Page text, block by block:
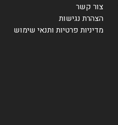
צור קשר
הצהרת נגישות
מדיניות פרטיות ותנאי שימוש